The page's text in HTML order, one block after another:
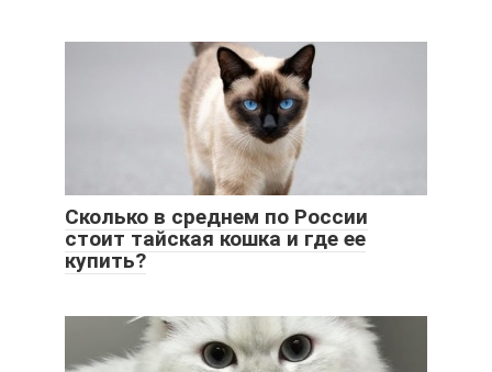
Сколько в среднем по России
стоит тайская кошка и где ее
купить?